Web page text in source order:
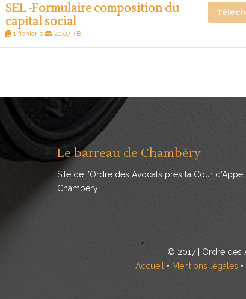
SEL -Formulaire composition du
capital social
1 fichier·s 40.07 KB
Le barreau de Chambéry
Site de l’Ordre des Avocats près la Cour
Chambéry.
© 2017 | Ordre des
Accueil
• Mentions légales •